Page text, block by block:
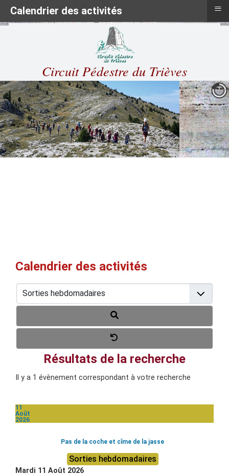
Circuit Pédestre du Trièves
Calendrier des activités
Résultats de la recherche
Il y a 1 évènement correspondant à votre recherche
11
Août
2026
Pas de la coche et cîme de la jasse
Sorties hebdomadaires
Mardi 11 Août 2026
Calendrier des activités ≡